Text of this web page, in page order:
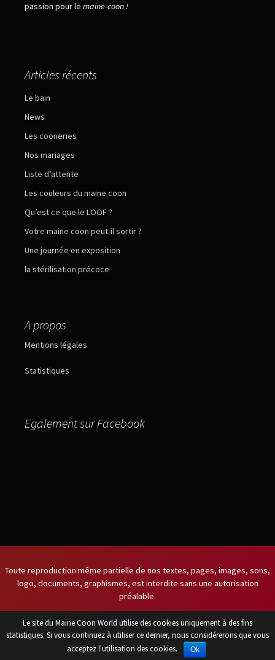
passion pour le maine-coon !
Articles récents
Le bain
News
Les cooneries
Nos mariages
Liste d’attente
Les couleurs du maine coon
Qu’est ce que le LOOF ?
Votre maine coon peut-il sortir ?
Une journée en exposition
la stérilisation précoce
A propos
Mentions légales
Statistiques
Egalement sur Facebook
Toute reproduction même partielle de nos textes, pages, images, sons,
logo, documents, graphismes, est interdite sans une autorisation
préalable.
Titulaire du certificat de capacité
Le site du Maine Coon World utilise des cookies uniquement à des fins
statistiques. Si vous continuez à utiliser ce dernier, nous considérerons que vous
acceptez l'utilisation des cookies.
Ok